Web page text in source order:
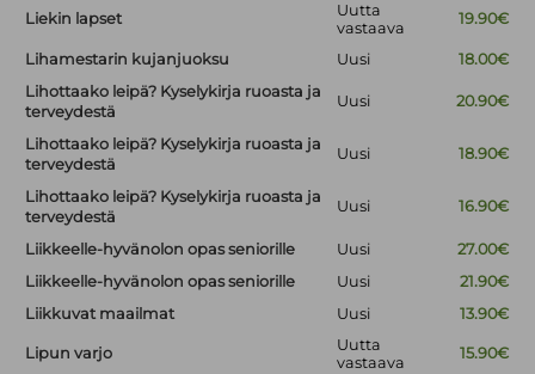
Liekin lapset
Uutta
vastaava
19.90€
Lihamestarin kujanjuoksu Uusi
18.00€
Lihottaako leipä? Kyselykirja ruoasta ja
terveydestä
Uusi 20.90€
Lihottaako leipä? Kyselykirja ruoasta ja
terveydestä
Uusi 18.90€
Lihottaako leipä? Kyselykirja ruoasta ja
terveydestä
Uusi 16.90€
Liikkeelle-hyvänolon opas seniorille Uusi
27.00€
Liikkeelle-hyvänolon opas seniorille
Uusi
21.90€
Liikkuvat maailmat
Uusi 13.90€
Lipun varjo
Uutta
vastaava
15.90€